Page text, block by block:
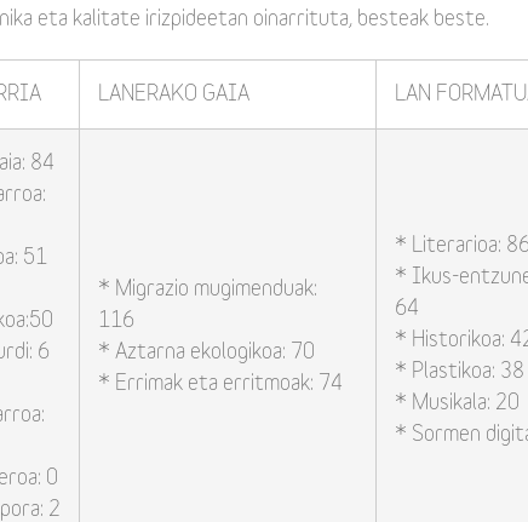
eta kalitate irizpideetan oinarrituta, besteak beste.
LANERAKO GAIA LAN
84
51
6
0
2
* Migrazio mugimenduak:
116
* Aztarna ekologikoa: 70
* Errimak eta erritmoak: 74
* Literarioa: 86
* Ikus-
64
* Historikoa:
* Plastikoa: 38
* Musikala: 20
* Sormen